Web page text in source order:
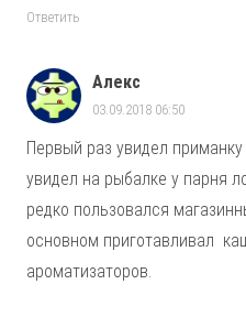
Ответить
Алекс
03.09.2018 06:50
Первый раз увидел приманку
увидел на рыбалке у парня
редко пользовался
основном приготавливал
ароматизаторов.